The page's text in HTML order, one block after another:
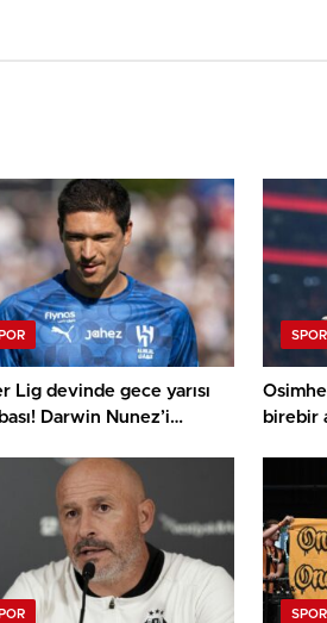
Lig devinde gece yarısı
Darwin Nunez’i
SPOR
birebir
SPOR